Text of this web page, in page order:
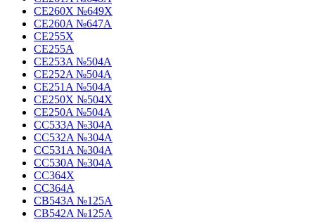
CE260X №649X
CE260A №647A
CE255X
CE255A
CE253A №504A
CE252A №504A
CE251A №504A
CE250X №504X
CE250A №504A
CC533A №304A
CC532A №304A
CC531A №304A
CC530A №304A
CC364X
CC364A
CB543A №125A
CB542A №125A